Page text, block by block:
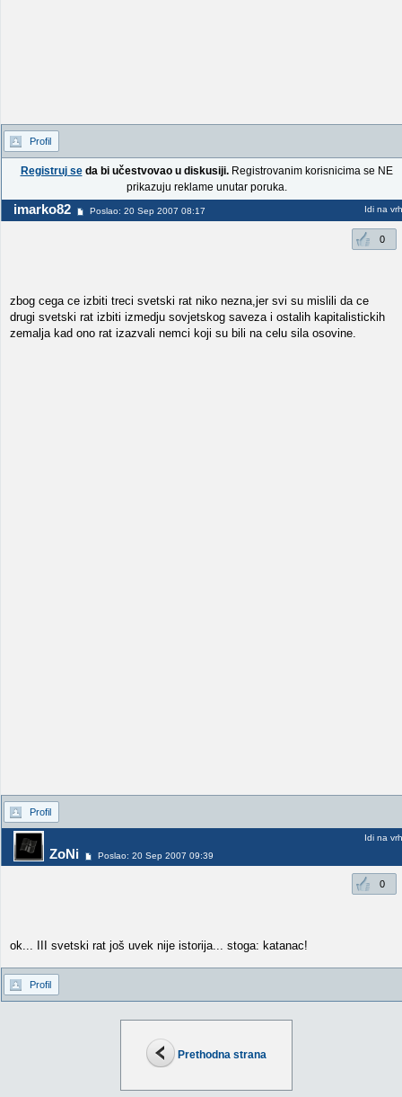
Prethodna strana
Profil
Registruj seda bi učestvovao u diskusiji.Registrovanim korisnicima se NE
prikazuju reklame unutar poruka.
imarko82 Poslao: 20 Sep 2007 08:17 Idi na vrh
0
zbog cega ce izbiti treci svetski rat niko nezna,jer svi su mislili da ce
drugi svetski rat izbiti izmedju sovjetskog saveza i ostalih kapitalistickih
zemalja kad ono rat izazvali nemci koji su bili na celu sila osovine.
Profil
ZoNi Poslao: 20 Sep 2007 09:39
Idi na vrh
0
ok... III svetski rat još uvek nije istorija... stoga: katanac!
Profil